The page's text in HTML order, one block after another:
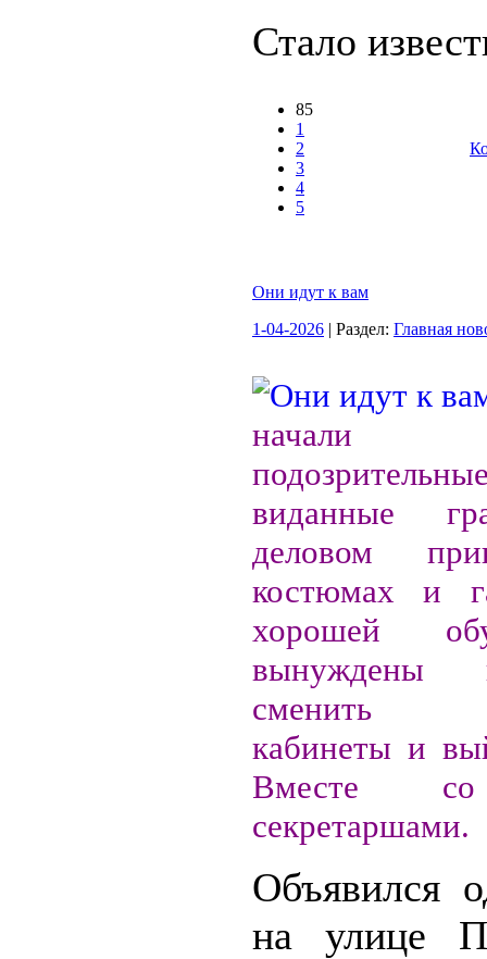
Стало
85
1
2
3
4
5
Они идут к вам
1-04-2026 | Раздел: Главная
начали
виданные
деловом
костюмах и
хорошей
вынуждены
сменить
кабинеты и
Вместе
секретаршами.
Объявился
на улице